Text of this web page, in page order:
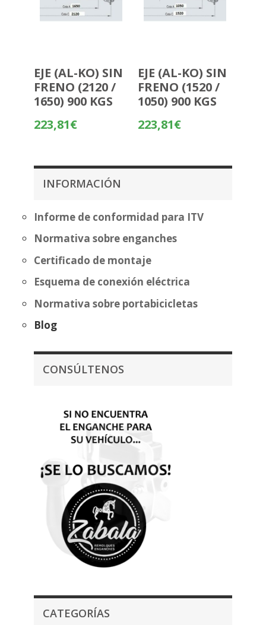
EJE (AL-KO) SIN
FRENO (2120 /
1650) 900 KGS
223,81€
EJE (AL-KO) SIN
FRENO (1520 /
1050) 900 KGS
223,81€
INFORMACIÓN
Informe de conformidad para ITV
Normativa sobre enganches
Certificado de montaje
Esquema de conexión eléctrica
Normativa sobre portabicicletas
Blog
CONSÚLTENOS
CATEGORÍAS